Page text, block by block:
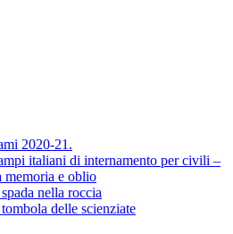
2020-21.
italiani di internamento per civili –
memoria e oblio
nella roccia
delle scienziate